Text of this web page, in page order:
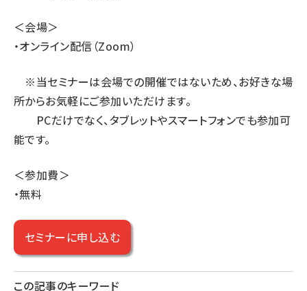
＜会場＞
・オンライン配信（Zoom）
※当セミナーは会場での開催ではないため、お好きな場
所からお気軽にご参加いただけます。
PCだけでなく、タブレットやスマートフォンでも参加可
能です。
＜参加費＞
・無料
セミナーに申し込む
この記事のキーワード